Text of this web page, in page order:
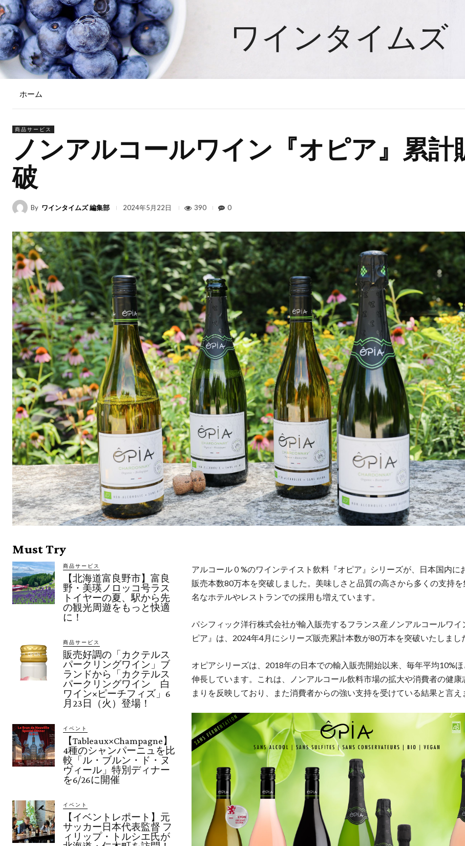
ワインタイムズ
ホーム
商品サービス
ノンアルコールワイン『オピア』累計
破
By ワインタイムズ 編集部 2024年5月22日 390 0
Must Try
商品サービス
【北海道富良野市】富良
野・美瑛ノロッコ号ラス
トイヤーの夏、駅から先
の観光周遊をもっと快適
に！
商品サービス
販売好調の「カクテルス
パークリングワイン」ブ
ランドから「カクテルス
パークリングワイン 白
ワイン×ピーチフィズ」6
月23日（火）登場！
イベント
【Tableaux×Champagne】
4種のシャンパーニュを比
較「ル・ブルン・ド・ヌ
ヴィール」特別ディナー
を6/26に開催
イベント
【イベントレポート】元
サッカー日本代表監督 フ
ィリップ・トルシエ氏が
アルコール０%のワインテイスト飲料『オピア』シリーズが、日本国内に
販売本数80万本を突破しました。美味しさと品質の高さから多くの支持
名なホテルやレストランでの採用も増えています。
パシフィック洋行株式会社が輸入販売するフランス産ノンアルコールワイ
ピア』は、2024年4月にシリーズ販売累計本数が80万本を突破いたしまし
オピアシリーズは、2018年の日本での輸入販売開始以来、毎年平均10%
伸長しています。これは、ノンアルコール飲料市場の拡大や消費者の健康
まりを反映しており、また消費者からの強い支持を受けている結果と言え